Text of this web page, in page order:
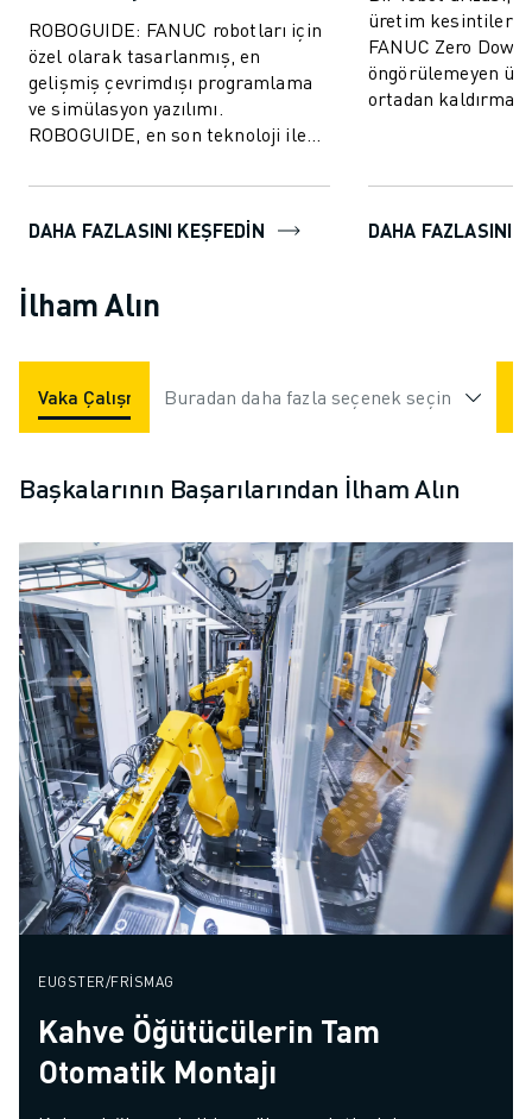
ROBOGUIDE: FANUC robotları için
özel olarak tasarlanmış, en
gelişmiş çevrimdışı programlama
ve simülasyon yazılımı.
ROBOGUIDE, en son teknoloji ile
kolayca oluştur...
DAHA FAZLASINI KEŞFEDİN
üretim
FANUC Zero
öngörülemeyen
ortadan kaldırmak
DAHA FAZLASINI
İlham Alın
Vaka Çalışmaları Endüstriler Videolar
Buradan daha fazla seçenek seçin
Başkalarının Başarılarından İlham Alın
EUGSTER/FRISMAG
Kahve Öğütücülerin Tam
Otomatik Montajı